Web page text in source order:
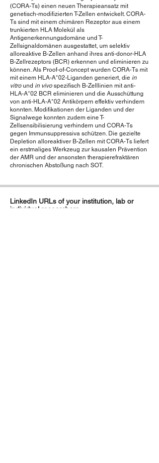
(CORA-Ts) einen neuen Therapieansatz mit
genetisch-modifizierten T-Zellen entwickelt. CORA-
Ts sind mit einem chimären Rezeptor aus einem
trunkierten HLA Molekül als
Antigenerkennungsdomäne und T-
Zellsignaldomänen ausgestattet, um selektiv
alloreaktive B-Zellen anhand ihres anti-donor-HLA
B-Zellrezeptors (BCR) erkennen und eliminieren zu
können. Als Proof-of-Concept wurden CORA-Ts mit
mit einem HLA-A*02-Liganden generiert, die in
vitround in vivospezifisch B-Zelllinien mit anti-
HLA-A*02 BCR eliminieren und die Ausschüttung
von anti-HLA-A*02 Antikörpern effektiv verhindern
konnten. Modifikationen der Liganden und der
Signalwege konnten zudem eine T-
Zellsensibilisierung verhindern und CORA-Ts
gegen Immunsuppressiva schützen. Die gezielte
Depletion alloreaktiver B-Zellen mit CORA-Ts liefert
ein erstmaliges Werkzeug zur kausalen Prävention
der AMR und der ansonsten therapierefraktären
chronischen Abstoßung nach SOT.
LinkedIn URLs of your institution, lab or
individual researchers